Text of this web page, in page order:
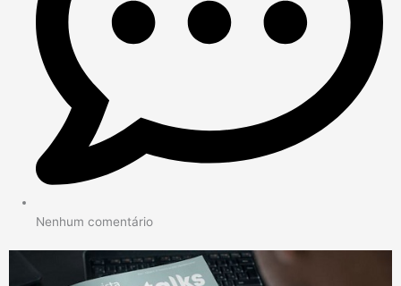
Nenhum comentário